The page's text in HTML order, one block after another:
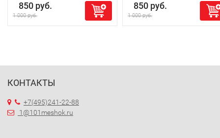
850 руб.
1 000 руб.
850 руб.
1 000 руб.
КОНТАКТЫ
+7(495)241-22-88
1@101meshok.ru